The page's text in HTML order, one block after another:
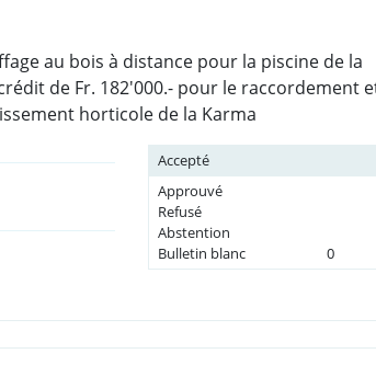
au bois à distance pour la piscine de la
de Fr. 182'000.- pour le raccordement
horticole de la Karma
Accepté
Approuvé
Refusé
Abstention
Bulletin blanc
0